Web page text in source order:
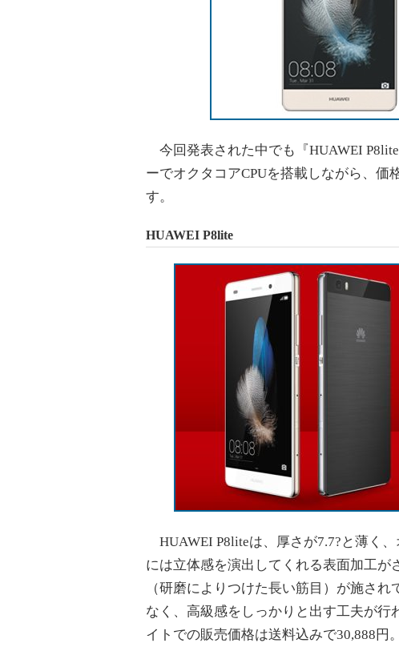
今回発表された中でも『HUAWEI
ーでオクタコアCPUを搭載しながら、価
す。
HUAWEI P8lite
HUAWEI P8liteは、厚さが7.7?と薄く
には立体感を演出してくれる表面加工
（研磨によりつけた長い筋目）が施さ
なく、高級感をしっかりと出す工夫が
イトでの販売価格は送料込みで30,888円